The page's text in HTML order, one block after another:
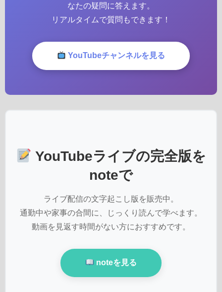
なたの疑問に答えます。
リアルタイムで質問もできます！
YouTubeチャンネルを見る
YouTubeライブの完全版を
noteで
ライブ配信の文字起こし版を販売中。
通勤中や家事の合間に、じっくり読んで学べます。
動画を見返す時間がない方におすすめです。
noteを見る